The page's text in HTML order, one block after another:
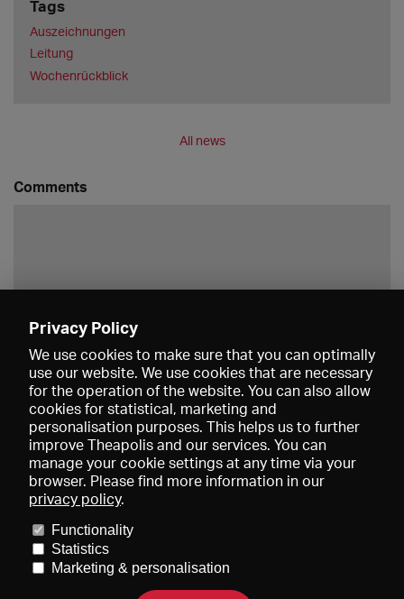
Tags
Auszeichnungen
Leitung
Wochenrückblick
All news
Comments
About us
Imprint
Privacy Policy
We use cookies to make sure that you can optimally
use our website. We use cookies that are necessary
for the operation of the website. You can also allow
cookies for statistical, marketing and
personalisation purposes. This helps us to further
improve Theapolis and our services. You can
manage your cookie settings at any time via your
browser. Please find more information in our
privacy policy.
Functionality
Statistics
Marketing & personalisation